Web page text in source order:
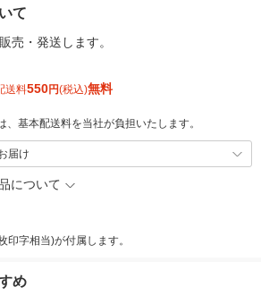
て
売・発送します。
送料550円(税込)無料
基本配送料を当社が負担いたします。
届け
について
印字相当)が付属します。
め